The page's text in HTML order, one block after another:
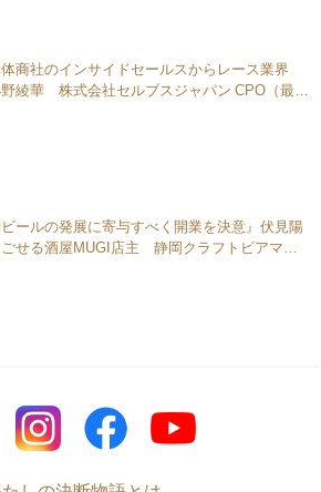
体商社のインサイドセールスからレース業界
綾華 株式会社セルブスジャパン CPO（最高
ビールの発展に寄与すべく開業を決意』伏見陽
せる酒屋MUGI店主 静岡クラフトビアマッ